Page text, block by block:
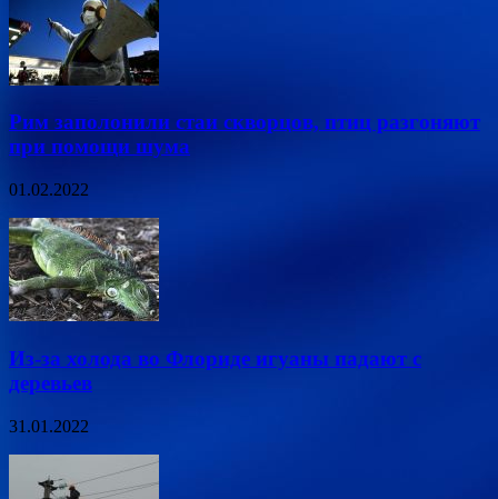
Рим заполонили стаи скворцов, птиц разгоняют
при помощи шума
01.02.2022
Из-за холода во Флориде игуаны падают с
деревьев
31.01.2022